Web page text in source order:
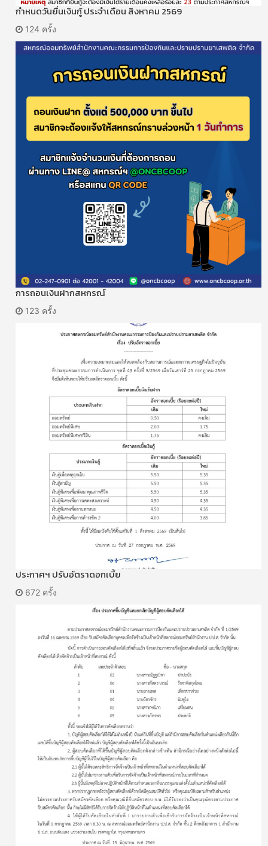
กำหนดวันยื่นเงินกู้ ประจำเดือน สิงหาคม 2569
124 ครั้ง
การถอนเงินฝากสหกรณ์
123 ครั้ง
ประกาศฯ ปรับอัตราดอกเบี้ย
672 ครั้ง